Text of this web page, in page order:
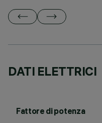
DATI ELETTRICI
Fattore di potenza